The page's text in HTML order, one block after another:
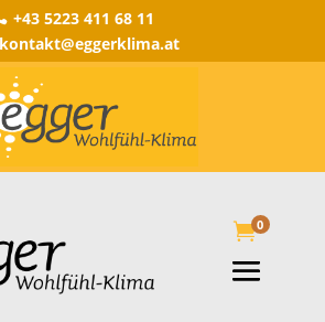
+43 5223 411 68 11
kontakt@eggerklima.at
0